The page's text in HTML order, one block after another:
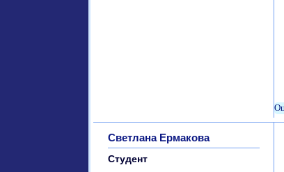
Светлана Ермакова
Студент